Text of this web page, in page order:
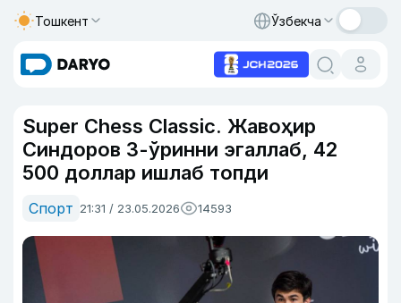
Тошкент Ўзбекча
Super Chess Classic. Жавоҳир
Синдoров 3-ўринни эгаллаб, 42
500 доллар ишлаб топди
Спорт 21:31 / 23.05.2026 14593